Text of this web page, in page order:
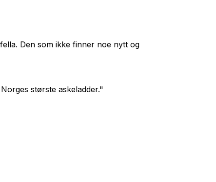
Den som ikke finner noe nytt og
største askeladder."